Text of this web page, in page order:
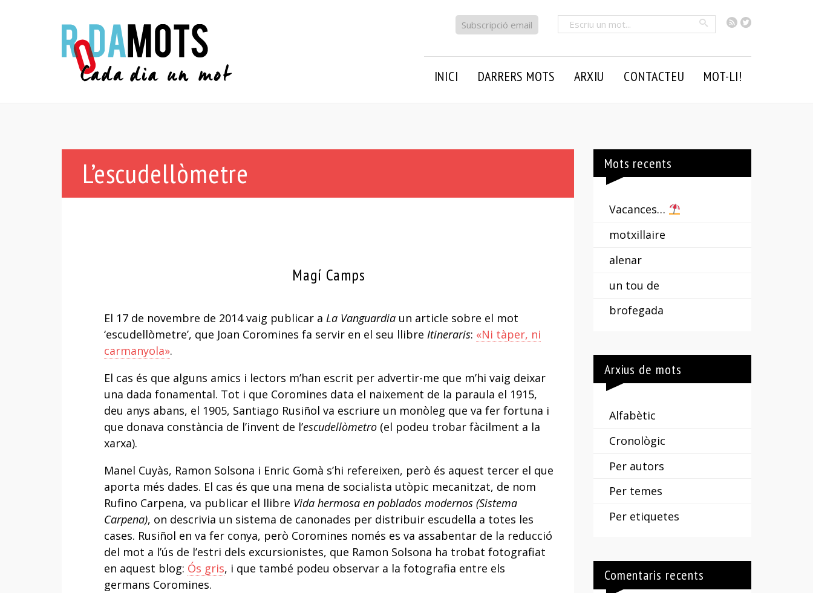
RSSTwitter
Cercar
Subscripció email
INICI DARRERS MOTS ARXIU CONTACTEU MOT-LI!
L’escudellòmetre
Magí Camps
El 17 de novembre de 2014 vaig publicar a La Vanguardiaun article sobre el mot
‘escudellòmetre’, que Joan Coromines fa servir en el seu llibre Itineraris: «Ni tàper, ni
carmanyola».
El cas és que alguns amics i lectors m’han escrit per advertir-me que m’hi vaig deixar
una dada fonamental. Tot i que Coromines data el naixement de la paraula el 1915,
deu anys abans, el 1905, Santiago Rusiñol va escriure un monòleg que va fer fortuna i
que donava constància de l’invent de l’escudellòmetro (el podeu trobar fàcilment a la
xarxa).
Manel Cuyàs, Ramon Solsona i Enric Gomà s’hi refereixen, però és aquest tercer el que
aporta més dades. El cas és que una mena de socialista utòpic mecanitzat, de nom
Rufino Carpena, va publicar el llibre Vida hermosa en poblados modernos (Sistema
Carpena), on descrivia un sistema de canonades per distribuir escudella a totes les
cases. Rusiñol en va fer conya, però Coromines només es va assabentar de la reducció
del mot a l’ús de l’estri dels excursionistes, que Ramon Solsona ha trobat fotografiat
en aquest blog: Ós gris, i que també podeu observar a la fotografia entre els
germans Coromines.
Mots recents
Vacances…
motxillaire
alenar
un tou de
brofegada
Arxius de mots
Alfabètic
Cronològic
Per autors
Per temes
Per etiquetes
Comentaris recents